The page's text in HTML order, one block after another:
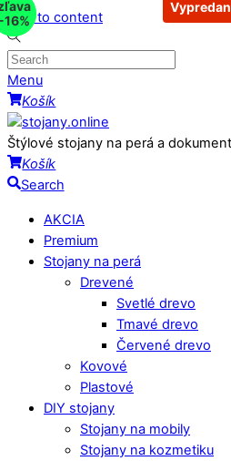
Skip to content
Menu
Košík
Štýlové stojany na perá a
Košík
Search
AKCIA
Premium
Stojany na perá
Drevené
Svetlé drevo
Tmavé drevo
Červené drevo
Kovové
Plastové
DIY stojany
Stojany na mobily
Stojany na kozmetiku